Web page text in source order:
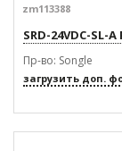
zm113388
SRD-24VDC-SL-
Пр-во: Songle
загрузить доп.